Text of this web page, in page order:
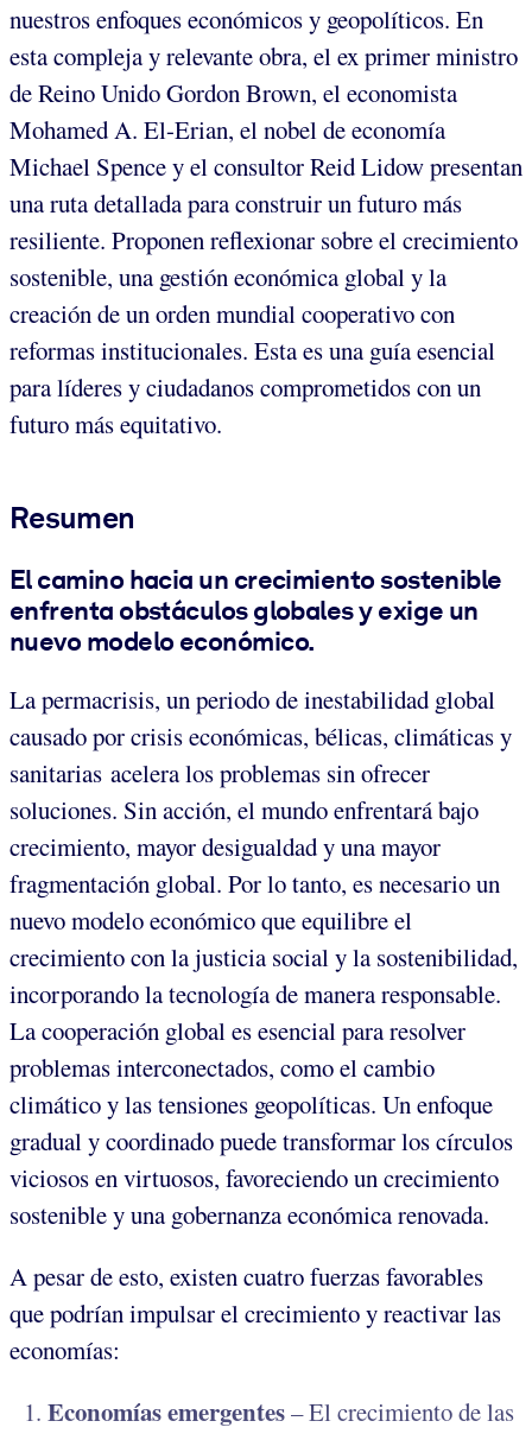
nuestros enfoques económicos y geopolíticos. En
esta compleja y relevante obra, el ex primer ministro
de Reino Unido Gordon Brown, el economista
Mohamed A. El-Erian, el nobel de economía
Michael Spence y el consultor Reid Lidow presentan
una ruta detallada para construir un futuro más
resiliente. Proponen reflexionar sobre el crecimiento
sostenible, una gestión económica global y la
creación de un orden mundial cooperativo con
reformas institucionales. Esta es una guía esencial
para líderes y ciudadanos comprometidos con un
futuro más equitativo.
Resumen
El camino hacia un crecimiento sostenible
enfrenta obstáculos globales y exige un
nuevo modelo económico.
La permacrisis, un periodo de inestabilidad global
causado por crisis económicas, bélicas, climáticas y
sanitarias acelera los problemas sin ofrecer
soluciones. Sin acción, el mundo enfrentará bajo
crecimiento, mayor desigualdad y una mayor
fragmentación global. Por lo tanto, es necesario un
nuevo modelo económico que equilibre el
crecimiento con la justicia social y la sostenibilidad,
incorporando la tecnología de manera responsable.
La cooperación global es esencial para resolver
problemas interconectados, como el cambio
climático y las tensiones geopolíticas. Un enfoque
gradual y coordinado puede transformar los círculos
viciosos en virtuosos, favoreciendo un crecimiento
sostenible y una gobernanza económica renovada.
A pesar de esto, existen cuatro fuerzas favorables
que podrían impulsar el crecimiento y reactivar las
economías:
Economías emergentes– El crecimiento de las